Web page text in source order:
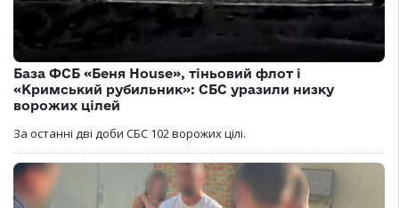
База ФСБ «Беня House», тіньовий флот і
«Кримський рубильник»: СБС уразили низку
ворожих цілей
За останні дві доби СБС 102 ворожих цілі.